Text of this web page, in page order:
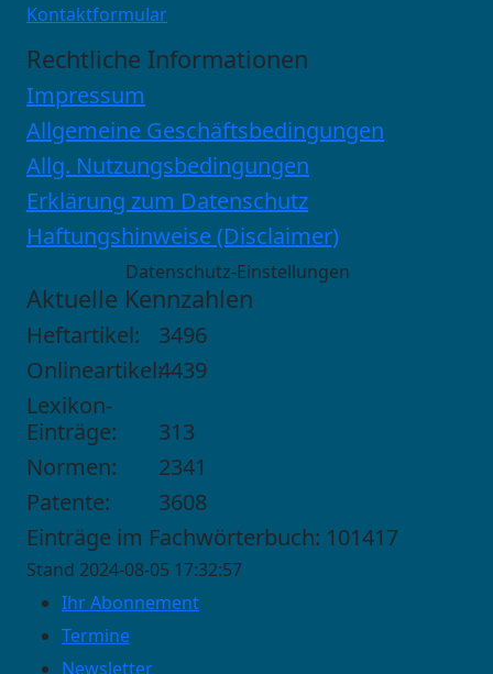
Kontaktformular
Rechtliche Informationen
Impressum
Allgemeine Geschäftsbedingungen
Allg. Nutzungsbedingungen
Erklärung zum Datenschutz
Haftungshinweise (Disclaimer)
Datenschutz-Einstellungen
Aktuelle Kennzahlen
Heftartikel:
3496
Onlineartikel:4439
Lexikon-
Einträge:
313
Normen:
2341
Patente:
3608
Einträge im Fachwörterbuch: 101417
Stand 2024-08-05 17:32:57
Ihr Abonnement
Termine
Newsletter